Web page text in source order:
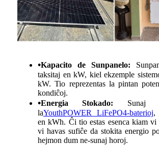
•Kapacito de Sunpanelo:
taksitaj en kW, kiel ekzemple
kW. Tio reprezentas la pintan
kondiĉoj.
•Energia Stokado:
Sunaj
laYouthPOWER LiFePO4-baterioj,
en kWh. Ĉi tio estas esenca kiam
vi havas sufiĉe da stokita energio
hejmon dum ne-sunaj horoj.